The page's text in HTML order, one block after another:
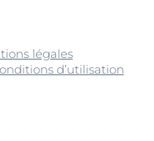
légales
d’utilisation